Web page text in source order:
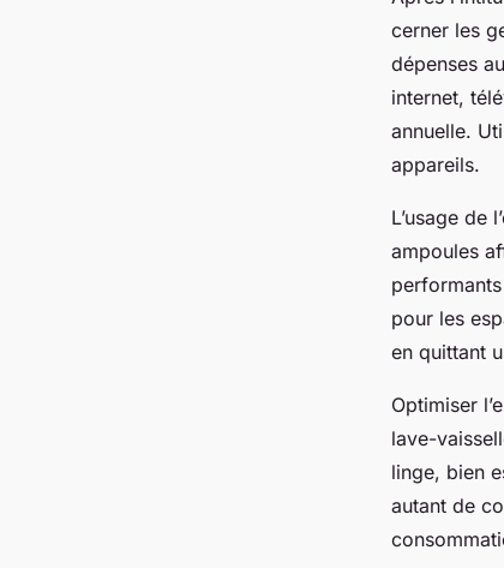
cerner les
dépenses
internet,
annuelle.
appareils.
L’usage de
ampoules
pour les
en quittant
Optimiser
lave-
linge, bien
autant de